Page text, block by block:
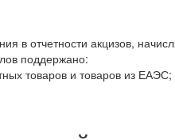
в отчетности акцизов,
поддержано:
товаров и товаров из ЕАЭС;